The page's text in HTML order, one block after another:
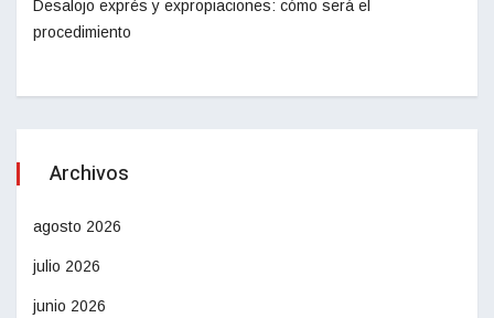
Desalojo exprés y expropiaciones: cómo será el
procedimiento
Archivos
agosto 2026
julio 2026
junio 2026